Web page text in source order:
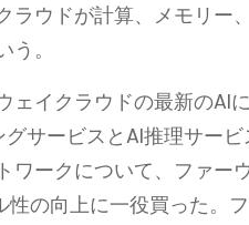
ラウドが計算、メモリー
。
ェイクラウドの最新のAI
サービスとAI推理サー
ワークについて、ファー
の向上に一役買った。